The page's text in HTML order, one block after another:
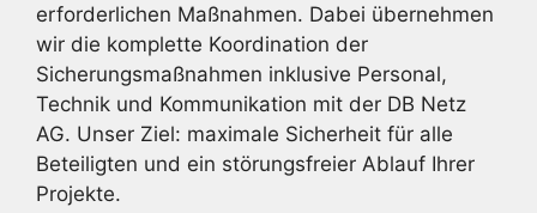
erforderlichen Maßnahmen. Dabei übernehmen
wir die komplette Koordination der
Sicherungsmaßnahmen inklusive Personal,
Technik und Kommunikation mit der DB Netz
AG. Unser Ziel: maximale Sicherheit für alle
Beteiligten und ein störungsfreier Ablauf Ihrer
Projekte.